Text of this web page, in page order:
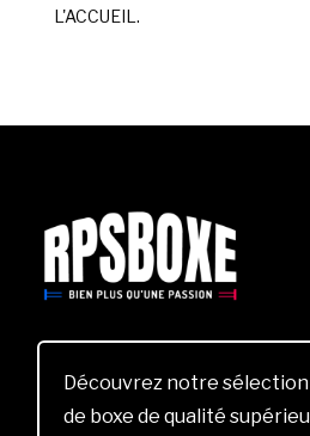
L'ACCUEIL.
Découvrez notre sélection
de boxe de qualité